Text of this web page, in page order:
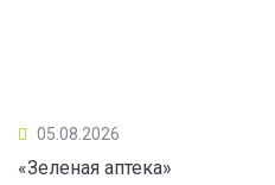
05.08.2026
«Зеленая аптека»